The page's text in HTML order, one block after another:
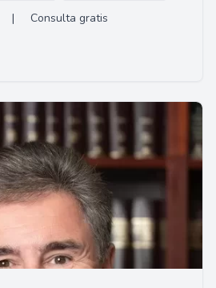
| Consulta gratis